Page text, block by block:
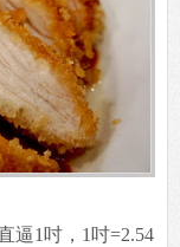
逼1吋，1吋=2.54